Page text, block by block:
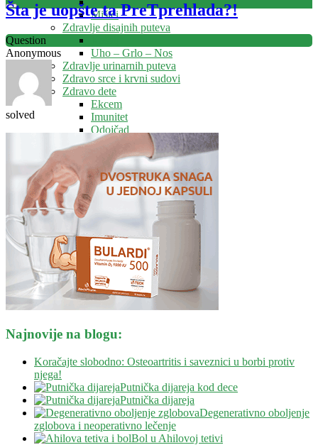
Mišići
Zdravlje disajnih puteva
Uho – Grlo – Nos
Zdravlje urinarnih puteva
Zdravo srce i krvni sudovi
Zdravo dete
Ekcem
Imunitet
Odojčad
Zdravo mršavljenje
Zdravlje nervnog sistema
Vitamini i minerali
Ostalo
Blog
Kontakt
Savetovalište
Šta je uopšte ta PreTprehlada?!
Question
Anonymous
solved
Najnovije na blogu:
Koračajte slobodno: Osteoartritis i saveznici u borbi protiv
njega!
Putnička dijareja kod dece
Putnička dijareja
Degenerativno oboljenje
zglobova i neoperativno lečenje
Bol u Ahilovoj tetivi